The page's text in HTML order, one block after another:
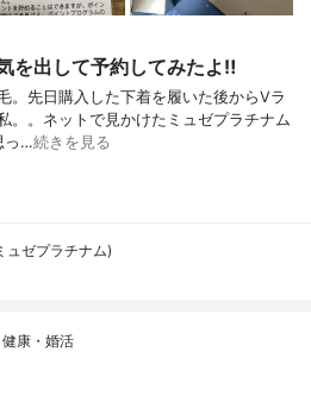
を出して予約してみたよ‼︎
。先日購入した下着を履いた後からVラ
。。ネットで見かけたミュゼプラチナム
っ…続きを見る
ュゼプラチナム)
康・婚活